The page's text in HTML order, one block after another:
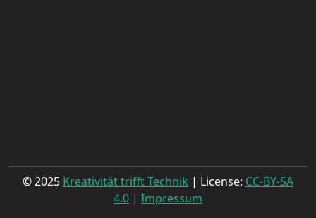
© 2025 Kreativität trifft Technik | License: CC-BY-SA
4.0 | Impressum